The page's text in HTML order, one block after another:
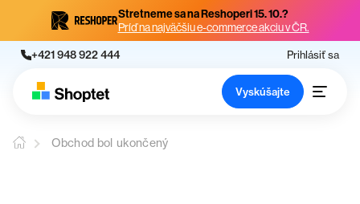
Stretneme sa na Reshoperi 15. 10.?
Príď na najväčšiu e-commerce akciu v ČR.
+421 948 922 444 Prihlásiť sa
Vyskúšajte
Obchod bol ukončený